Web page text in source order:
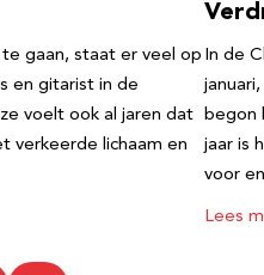
gaan, staat er veel op
en gitarist in de
voelt ook al jaren dat
verkeerde lichaam en
In de
begon
jaar is
voor
Lees